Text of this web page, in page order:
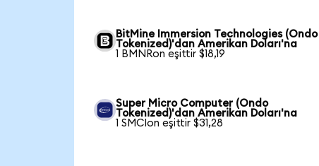
BitMine Immersion Technologies (Ondo
Tokenized)'dan Amerikan Doları'na
1 BMNRon eşittir $18,19
Super Micro Computer (Ondo
Tokenized)'dan Amerikan Doları'na
1 SMCIon eşittir $31,28